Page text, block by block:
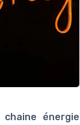
chaine énergie